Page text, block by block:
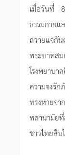
เมื่อวันที่
ธรรมกาย
ถวายแจกั
พระบาทส
โรงพยาบา
ความจงรั
ทรงหาย
พลานามัย
ชาวไทยสืบ